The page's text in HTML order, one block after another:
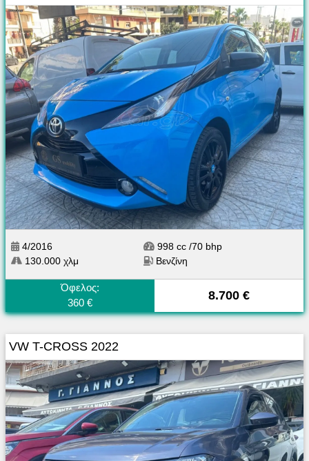
4/2016
130.000 χλμ
998 cc /70 bhp
Βενζίνη
Όφελος:
360 €
8.700 €
VW T-CROSS 2022